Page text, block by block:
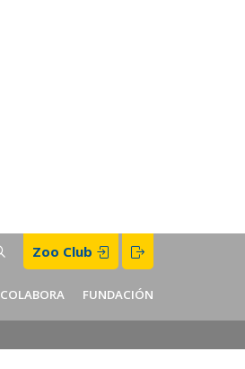
BUSCAR
Zoo Club
COLABORA FUNDACIÓN